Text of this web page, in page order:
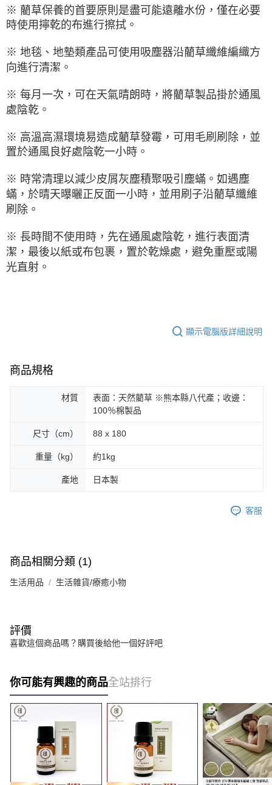
※ 藺草保養的首要原則是盡可能遠離水份，僅在必要
時使用擰乾的布進行擦拭。
※ 地毯、地墊類產品可使用吸塵器沿藺草纖維編織方
向進行清潔。
※ 每月一次，可在天氣晴朗時，將藺草製品掛於通風
處陰乾。
※ 高溫高濕環境易造成藺草發霉，可用毛刷刷除，並
置於通風良好處陰乾一小時。
※ 時常清理以減少皮屑灰塵積聚吸引塵蟎。如遇塵
蟎，於晴天曝曬正反面一小時，並用刷子沿藺草纖維
刷除。
※ 長時間不使用時，先在通風處陰乾，進行表面清
潔，最後以紙或布包裹，置於乾燥處，避免重壓或陽
光直射。
顯示電腦版詳細說明
商品規格
材質
表面：天然藺草 ※熊本縣八代產；收邊：
100％棉製品
尺寸（cm） 88 x 180
重量（kg） 約1kg
產地 日本製
客服
商品相關分類 (1)
生活用品 生活雜貨/療癒小物
評價
喜歡這個商品嗎？購買後給他一個好評吧
你可能有興趣的商品全站排行